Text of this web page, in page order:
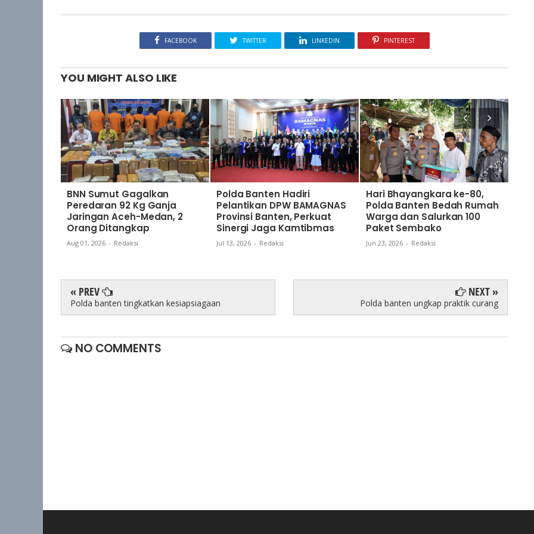
FACEBOOK TWITTER LINKEDIN PINTEREST
YOU MIGHT ALSO LIKE
BNN Sumut Gagalkan
Peredaran 92 Kg Ganja
Jaringan Aceh-Medan, 2
Orang Ditangkap
Aug 01, 2026 - Redaksi
Polda Banten Hadiri
Pelantikan DPW BAMAGNAS
Provinsi Banten, Perkuat
Sinergi Jaga Kamtibmas
Jul 13, 2026 - Redaksi
Hari Bhayangkara ke-80,
Polda Banten Bedah Rumah
Warga dan Salurkan 100
Paket Sembako
Jun 23, 2026 - Redaksi
« PREV
Polda banten tingkatkan kesiapsiagaan
NEXT »
Polda banten ungkap praktik curang
NO COMMENTS